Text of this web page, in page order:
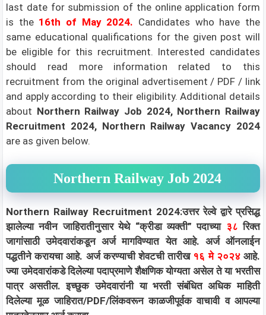
last date for submission of the online application form
is the 16th of May 2024. Candidates who have the
same educational qualifications for the given post will
be eligible for this recruitment. Interested candidates
should read more information related to this
recruitment from the original advertisement / PDF / link
and apply according to their eligibility.Additional details
about Northern Railway Job 2024, Northern Railway
Recruitment 2024, Northern Railway Vacancy 2024
are as given below.
Northern Railway Job 2024
Northern Railway Recruitment 2024:उत्तर रेल्वे द्वारे प्रसिद्ध
झालेल्या नवीन जाहिरातीनुसार येथे “क्रीडा व्यक्ती” पदाच्या ३८रिक्त
जागांसाठी उमेदवारांकडून अर्ज मागविण्यात येत आहे. अर्ज ऑनलाईन
पद्धतीने करायचा आहे. अर्ज करण्याची शेवटची तारीख१६ मे २०२४आहे.
ज्या उमेदवारांकडे दिलेल्या पदाप्रमाणे शैक्षणिक योग्यता असेल ते या भरतीस
पात्र असतील. इच्छुक उमेदवारांनी या भरती संबंधित अधिक माहिती
दिलेल्या मूळ जाहिरात/PDF/लिंकवरून काळजीपूर्वक वाचावी व आपल्या